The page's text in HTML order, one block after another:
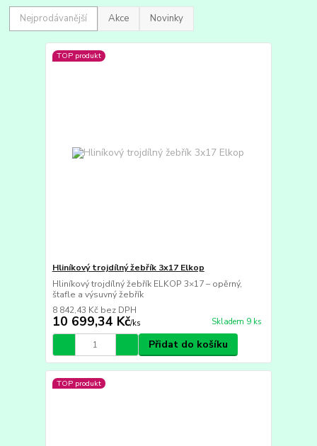
Nejprodávanější Akce Novinky
TOP produkt
Hliníkový trojdílný žebřík 3x17 Elkop
Hliníkový trojdílný žebřík ELKOP 3×17 – opěrný,
štafle a výsuvný žebřík
10 699,34 Kč/ks
8 842,43 Kč bez DPH
Skladem 9 ks
Přidat do košíku
TOP produkt